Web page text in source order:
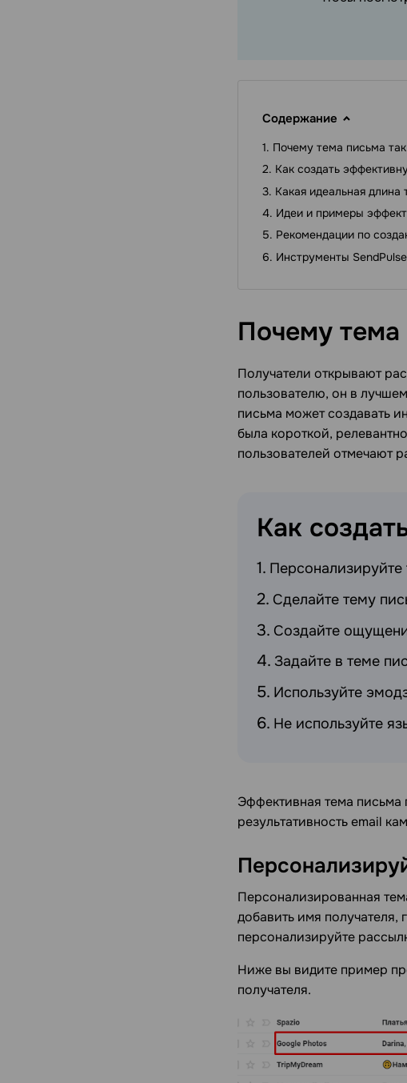
Содержание
Почему тема письма
Как создать
Какая идеальная
Идеи и примеры
Рекомендации по
Инструменты
Почему тема
Получатели открывают
пользователю, он в
письма может создавать
была короткой,
пользователей отмечают
Как
Персонализируйте
Сделайте тему
Создайте
Задайте в теме
Используйте
Не используйте
Эффективная тема
результативность email
Персонализированная
добавить имя
персонализируйте
Ниже вы видите пример
получателя.